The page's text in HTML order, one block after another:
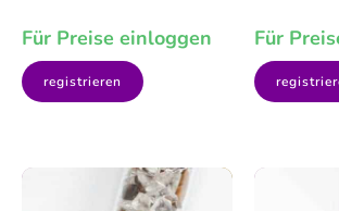
Für Preise einloggen
registrieren
Für